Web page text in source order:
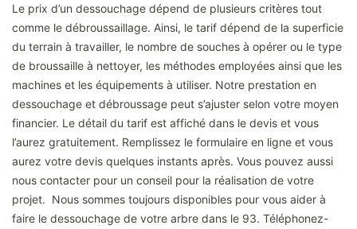
Le prix d’un dessouchage dépend de plusieurs critères tout
comme le débroussaillage. Ainsi, le tarif dépend de la superficie
du terrain à travailler, le nombre de souches à opérer ou le type
de broussaille à nettoyer, les méthodes employées ainsi que les
machines et les équipements à utiliser. Notre prestation en
dessouchage et débroussage peut s’ajuster selon votre moyen
financier. Le détail du tarif est affiché dans le devis et vous
l’aurez gratuitement. Remplissez le formulaire en ligne et vous
aurez votre devis quelques instants après. Vous pouvez aussi
nous contacter pour un conseil pour la réalisation de votre
projet. Nous sommes toujours disponibles pour vous aider à
faire le dessouchage de votre arbre dans le 93. Téléphonez-